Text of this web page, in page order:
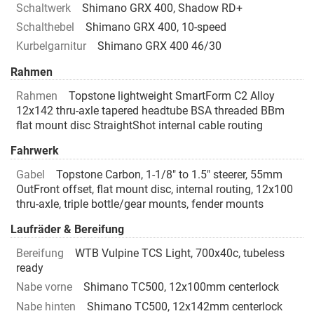
Schaltwerk
Shimano GRX 400, Shadow RD+
Schalthebel
Shimano GRX 400, 10-speed
Kurbelgarnitur
Shimano GRX 400 46/30
Rahmen
Rahmen
Topstone lightweight SmartForm C2 Alloy
12x142 thru-axle tapered headtube BSA threaded BBm
flat mount disc StraightShot internal cable routing
Fahrwerk
Gabel
Topstone Carbon, 1-1/8" to 1.5" steerer, 55mm
OutFront offset, flat mount disc, internal routing, 12x100
thru-axle, triple bottle/gear mounts, fender mounts
Laufräder & Bereifung
Bereifung
WTB Vulpine TCS Light, 700x40c, tubeless
ready
Nabe vorne
Shimano TC500, 12x100mm centerlock
Nabe hinten
Shimano TC500, 12x142mm centerlock